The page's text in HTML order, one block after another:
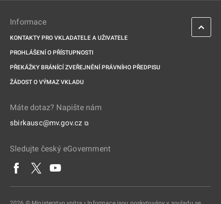
Informace
KONTAKTY PRO VKLADATELE A UŽIVATELE
PROHLÁŠENÍ O PŘÍSTUPNOSTI
PŘEKÁŽKY BRÁNÍCÍ ZVEŘEJNĚNÍ PRÁVNÍHO PŘEDPISU
ŽÁDOST O VÝMAZ VKLADU
Máte dotaz? Napište nám
sbirkausc@mv.gov.cz ⧉
Sledujte český eGovernment